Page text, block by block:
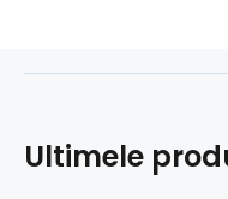
Ultimele